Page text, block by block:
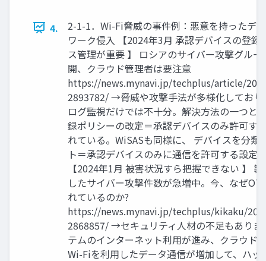
4.
2-1-1．Wi-Fi脅威の事件例：悪意を持ったデ
ワーク侵入 【2024年3月 承認デバイスの登録
ス管理が重要 】 ロシアのサイバー攻撃グル
開、クラウド管理者は要注意
https://news.mynavi.jp/techplus/article/
2893782/ →脅威や攻撃手法が多様化しており
ログ監視だけでは不十分。解決方法の一つと
録ポリシーの改定＝承認デバイスのみ許可す
れている。WiSASも同様に、 デバイスを分類
ト＝承認デバイスのみに通信を許可する設定
【2024年1月 被害状況すら把握できない 】
したサイバー攻撃件数が急増中。今、なぜ
れているのか?
https://news.mynavi.jp/techplus/kikaku/
2868857/ →セキュリティ人材の不足もありま
テムのインターネット利用が進み、クラウド
Wi-Fiを利用したデータ通信が増加して、ハッ